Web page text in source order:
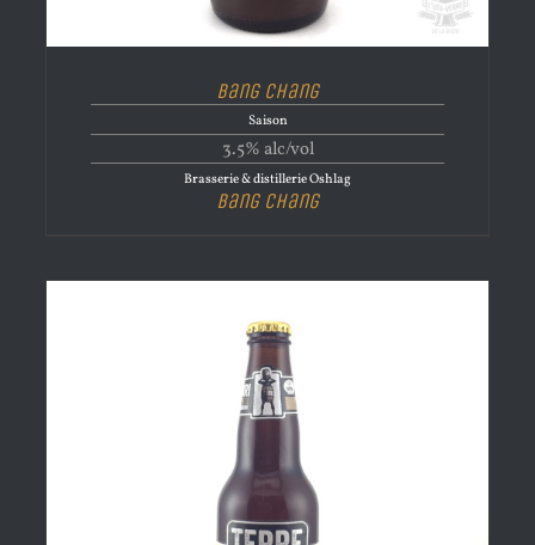
Bang Chang
Saison
3.5% alc/vol
Brasserie & distillerie Oshlag
Bang Chang